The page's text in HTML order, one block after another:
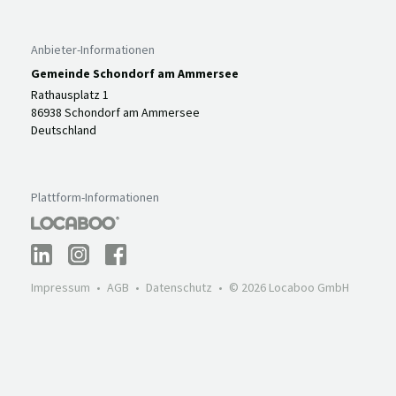
Anbieter-Informationen
Gemeinde Schondorf am Ammersee
Rathausplatz 1
86938 Schondorf am Ammersee
Deutschland
Plattform-Informationen
Impressum AGB Datenschutz © 2026 Locaboo GmbH